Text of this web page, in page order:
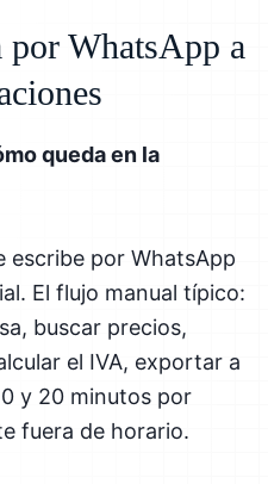
WhatsApp a
queda en la
escribe por WhatsApp
El flujo manual típico:
buscar precios,
el IVA, exportar a
y 20 minutos por
fuera de horario.